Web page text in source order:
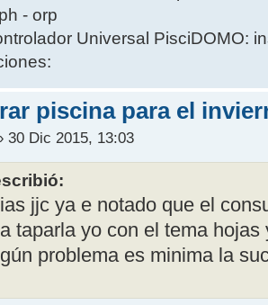
- orp
Universal PisciDOMO:
piscina para el
30 Dic 2015, 13:03
jjc ya e notado que el
taparla yo con el tema
problema es minima la